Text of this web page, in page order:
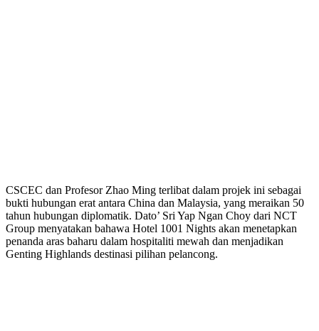
CSCEC dan Profesor Zhao Ming terlibat dalam projek ini sebagai
bukti hubungan erat antara China dan Malaysia, yang meraikan 50
tahun hubungan diplomatik. Dato’ Sri Yap Ngan Choy dari NCT
Group menyatakan bahawa Hotel 1001 Nights akan menetapkan
penanda aras baharu dalam hospitaliti mewah dan menjadikan
Genting Highlands destinasi pilihan pelancong.